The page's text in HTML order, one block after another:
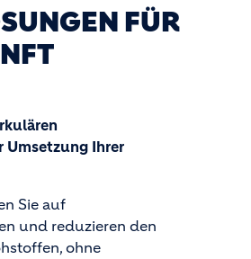
FÜR
Umsetzung Ihrer
Sie auf
und reduzieren den
ohne